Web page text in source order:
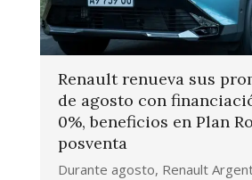
Renault renueva sus
de agosto con
0%, beneficios en Plan
posventa
Durante agosto, Renault